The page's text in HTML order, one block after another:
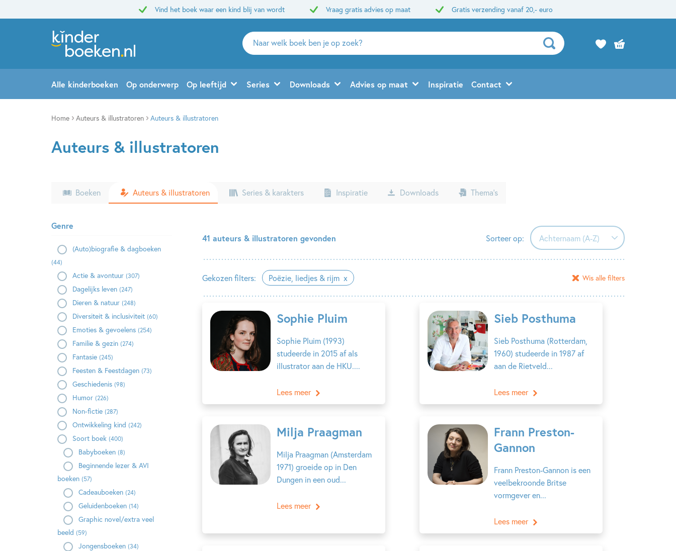
Vind het boek waar een kind blij van wordt Vraag gratis advies op maat Gratis verzending vanaf 20,- euro
Zoeken
naar
en
uitgevers
Alle kinderboeken Op onderwerp Op leeftijd Series Downloads Advies op maat Inspiratie Contact
Home Auteurs & illustratoren Auteurs & illustratoren
Auteurs & illustratoren
Boeken Auteurs & illustratoren Series & karakters Inspiratie Downloads Thema’s
Genre
(Auto)biografie & dagboeken
(44)
Actie & avontuur (307)
Dagelijks leven (247)
Dieren & natuur (248)
Diversiteit & inclusiviteit (60)
Emoties & gevoelens (254)
Familie & gezin (274)
Fantasie (245)
Feesten & Feestdagen (73)
Geschiedenis (98)
Humor (226)
Non-fictie (287)
Ontwikkeling kind (242)
Soort boek (400)
Babyboeken (8)
Beginnende lezer & AVI
boeken (57)
Cadeauboeken (24)
Geluidenboeken (14)
Graphic novel/extra veel
beeld (59)
Jongensboeken (34)
41 auteurs & illustratoren gevonden Sorteer op: Achternaam (A-Z)
Achternaam (A-Z)
Achternaam (Z-A)
Voornaam (A-Z)
Voornaam (Z-A)
Gekozen filters: Poëzie, liedjes & rijm Wis alle filters
Sophie Pluim
Sophie Pluim (1993)
studeerde in 2015 af als
illustrator aan de HKU....
Lees meer
Sieb Posthuma
Sieb Posthuma (Rotterdam,
1960) studeerde in 1987 af
aan de Rietveld...
Lees meer
Milja Praagman
Milja Praagman (Amsterdam
1971) groeide op in Den
Dungen in een oud...
Lees meer
Frann Preston-
Gannon
Frann Preston-Gannon is een
veelbekroonde Britse
vormgever en...
Lees meer